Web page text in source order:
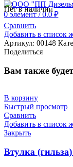
0элемент / 0.0₽
Нет в наличии
Сравнить
Добавить в список
Артикул: 00148
Поделиться
Вам также
В корзину
Быстрый просмотр
Сравнить
Добавить в список
Закрыть
Втулка